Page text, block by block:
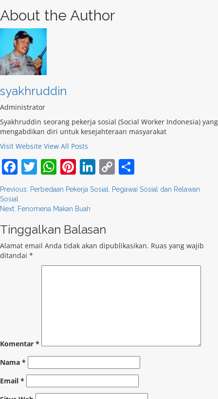
About the Author
syakhruddin
Administrator
Syakhruddin seorang pekerja sosial (Social Worker Indonesia) yang
mengabdikan diri untuk kesejahteraan masyarakat
Visit Website View All Posts
Facebook
Twitter
WhatsApp
Pinterest
LinkedIn
Copy
Link
Post
navigation
Previous: Perbedaan Pekerja Sosial, Pegawai Sosial dan Relawan
Sosial
Next: Fenomena Makan Buah
Tinggalkan Balasan
Alamat email Anda tidak akan dipublikasikan. Ruas yang wajib
ditandai *
Komentar *
Nama *
Email *